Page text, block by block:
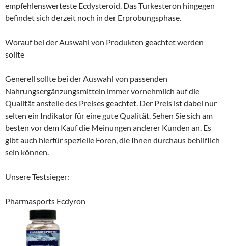
empfehlenswerteste Ecdysteroid. Das Turkesteron hingegen
befindet sich derzeit noch in der Erprobungsphase.
Worauf bei der Auswahl von Produkten geachtet werden
sollte
Generell sollte bei der Auswahl von passenden
Nahrungsergänzungsmitteln immer vornehmlich auf die
Qualität anstelle des Preises geachtet. Der Preis ist dabei nur
selten ein Indikator für eine gute Qualität. Sehen Sie sich am
besten vor dem Kauf die Meinungen anderer Kunden an. Es
gibt auch hierfür spezielle Foren, die Ihnen durchaus behilflich
sein können.
Unsere Testsieger:
Pharmasports Ecdyron